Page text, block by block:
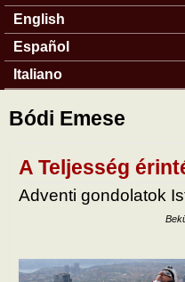
English
Español
Italiano
Bódi Emese
A Teljesség
Adventi gondolatok